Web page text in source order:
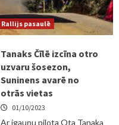
Rallijs pasaulē
Tanaks Čīlē izcīna otro
uzvaru šosezon,
Suninens avarē no
otrās vietas
01/10/2023
Ar igauņu pilota Ota Tanaka